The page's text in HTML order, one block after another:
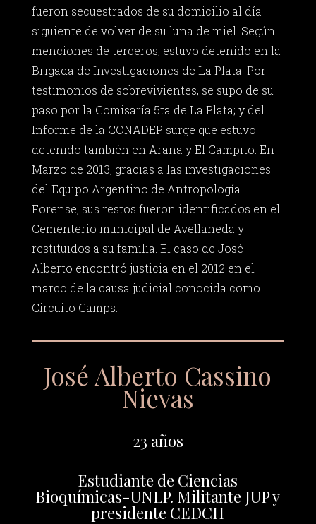
fueron secuestrados de su domicilio al día
siguiente de volver de su luna de miel. Según
menciones de terceros, estuvo detenido en la
Brigada de Investigaciones de La Plata. Por
testimonios de sobrevivientes, se supo de su
paso por la Comisaría 5ta de La Plata; y del
Informe de la CONADEP surge que estuvo
detenido también en Arana y El Campito. En
Marzo de 2013, gracias a las investigaciones
del Equipo Argentino de Antropología
Forense, sus restos fueron identificados en el
Cementerio municipal de Avellaneda y
restituidos a su familia. El caso de José
Alberto encontró justicia en el 2012 en el
marco de la causa judicial conocida como
Circuito Camps.
José Alberto Cassino
Nievas
23 años
Estudiante de Ciencias
Bioquímicas-UNLP. Militante JUP y
presidente CEDCH